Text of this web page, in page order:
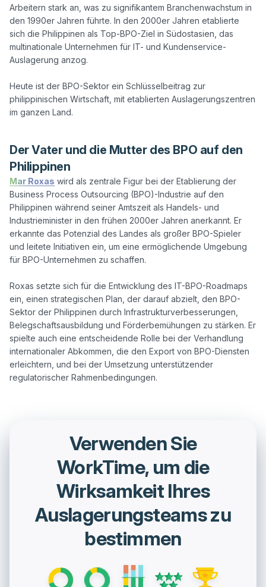
Arbeitern stark an, was zu signifikantem Branchenwachstum in
den 1990er Jahren führte. In den 2000er Jahren etablierte
sich die Philippinen als Top-BPO-Ziel in Südostasien, das
multinationale Unternehmen für IT- und Kundenservice-
Auslagerung anzog.
Heute ist der BPO-Sektor ein Schlüsselbeitrag zur
philippinischen Wirtschaft, mit etablierten Auslagerungszentren
Der Vater und die Mutter des BPO auf den
Philippinen
Mar Roxas wird als zentrale Figur bei der Etablierung der
Business Process Outsourcing (BPO)-Industrie auf den
Philippinen während seiner Amtszeit als Handels- und
Industrieminister in den frühen 2000er Jahren anerkannt. Er
erkannte das Potenzial des Landes als großer BPO-Spieler
und leitete Initiativen ein, um eine ermöglichende Umgebung
für BPO-Unternehmen zu schaffen.
Roxas setzte sich für die Entwicklung des IT-BPO-Roadmaps
ein, einen strategischen Plan, der darauf abzielt, den BPO-
Sektor der Philippinen durch Infrastrukturverbesserungen,
Belegschaftsausbildung und Förderbemühungen zu stärken. Er
spielte auch eine entscheidende Rolle bei der Verhandlung
internationaler Abkommen, die den Export von BPO-Diensten
erleichtern, und bei der Umsetzung unterstützender
Verwenden Sie
WorkTime, um die
Wirksamkeit Ihres
Auslagerungsteams zu
bestimmen